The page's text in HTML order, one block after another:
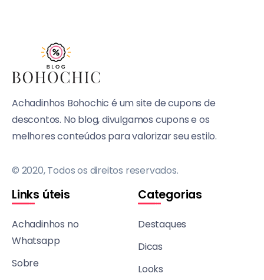
Achadinhos Bohochic é um site de cupons de
descontos. No blog, divulgamos cupons e os
melhores conteúdos para valorizar seu estilo.
© 2020, Todos os direitos reservados.
Links úteis
Achadinhos no
Whatsapp
Sobre
Categorias
Destaques
Dicas
Looks